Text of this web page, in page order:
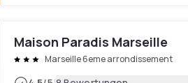
Maison Paradis Marseille
Marseille 6eme arrondissement